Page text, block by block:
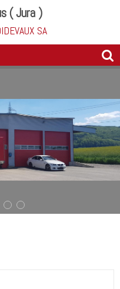
( Jura )
SA